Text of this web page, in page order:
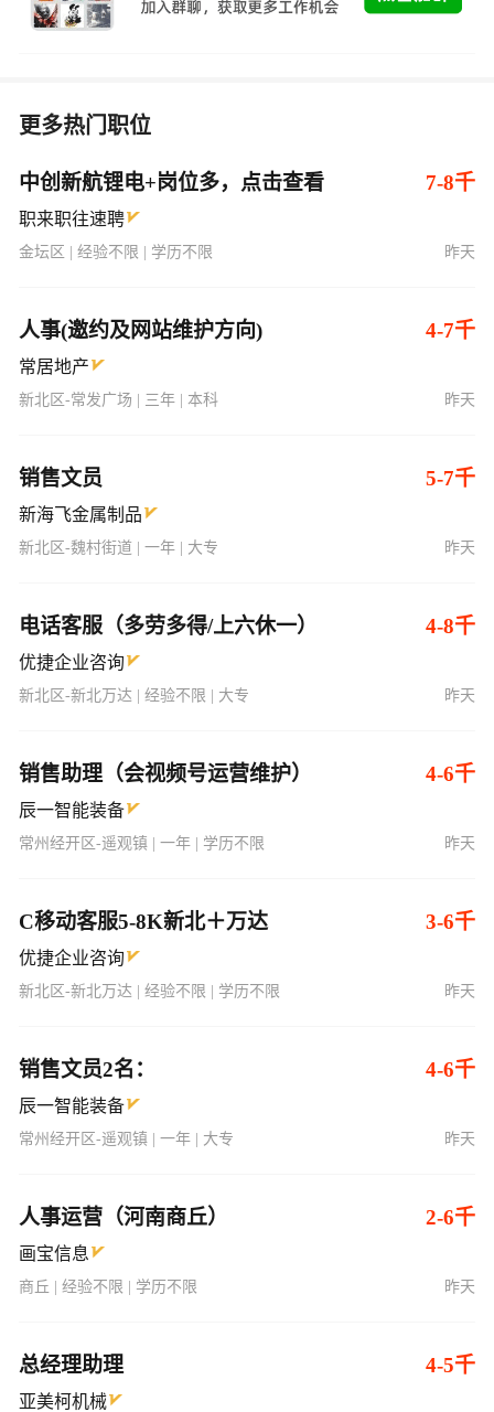
更多热门职位
中创新航锂电+岗位多，点击查看 7-8千
职来职往速聘
金坛区 | 经验不限 | 学历不限 昨天
人事(邀约及网站维护方向) 4-7千
常居地产
新北区-常发广场 | 三年 | 本科 昨天
销售文员 5-7千
新海飞金属制品
新北区-魏村街道 | 一年 | 大专 昨天
电话客服（多劳多得/上六休一） 4-8千
优捷企业咨询
新北区-新北万达 | 经验不限 | 大专 昨天
销售助理（会视频号运营维护） 4-6千
辰一智能装备
常州经开区-遥观镇 | 一年 | 学历不限 昨天
C移动客服5-8K新北＋万达 3-6千
优捷企业咨询
新北区-新北万达 | 经验不限 | 学历不限 昨天
销售文员2名： 4-6千
辰一智能装备
常州经开区-遥观镇 | 一年 | 大专 昨天
人事运营（河南商丘） 2-6千
画宝信息
商丘 | 经验不限 | 学历不限 昨天
总经理助理 4-5千
亚美柯机械